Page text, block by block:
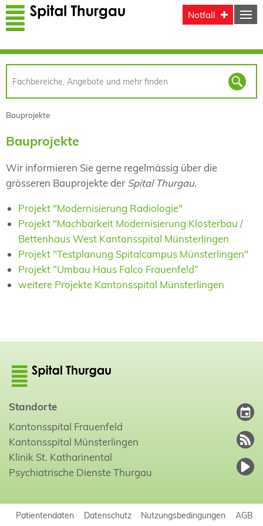
Direkt zum Inhalt
Notfall
Bauprojekte
Bauprojekte
Wir informieren Sie gerne regelmässig über die
grösseren Bauprojekte der Spital Thurgau.
Projekt "Modernisierung Radiologie"
Projekt "Machbarkeit Modernisierung Klosterbau /
Bettenhaus West Kantonsspital Münsterlingen
Projekt "Testplanung Spitalcampus Münsterlingen"
Projekt “Umbau Haus Falco Frauenfeld”
weitere Projekte Kantonsspital Münsterlingen
Standorte
Kantonsspital Frauenfeld
Kantonsspital Münsterlingen
Klinik St. Katharinental
Psychiatrische Dienste Thurgau
Patientendaten Datenschutz Nutzungsbedingungen AGB